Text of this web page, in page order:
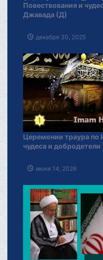
Повествования и
Джавада (Д)
декабря 30, 2025
Церемонии траура по
чудеса и добродетели
июня 14, 2026